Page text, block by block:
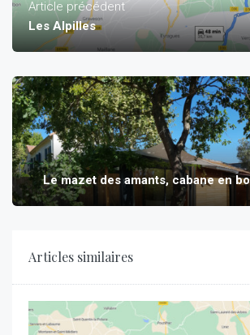
Article précédent
Les Alpilles
Le mazet des amants, cabane en
Articles similaires